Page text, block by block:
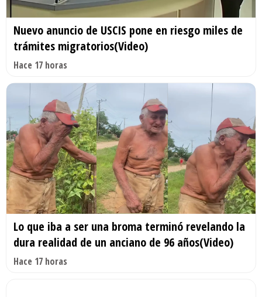
Nuevo anuncio de USCIS pone en riesgo miles de
trámites migratorios(Video)
Hace 17 horas
Lo que iba a ser una broma terminó revelando la
dura realidad de un anciano de 96 años(Video)
Hace 17 horas